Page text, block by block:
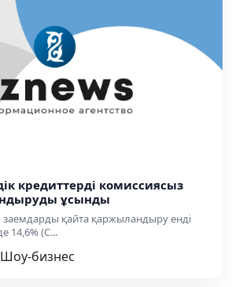
кредиттерді комиссиясыз
ұсынды
заемдарды қайта қаржыландыру енді
14,6% (С...
Шоу-бизнес